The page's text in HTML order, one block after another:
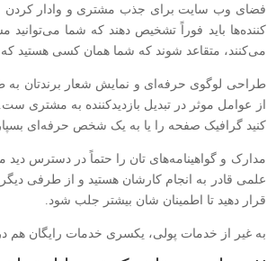
فضای وب سایت برای جذب مشتری و وادار کردن
کننده‌ها باید فوراً تشخیص دهند که شما
می‌کنند، متقاعد شوند که شما همان کسی هستید که
طراحی لوگوی حرفه‌ای و نمایش شعار برندتان به
از عوامل موثر در تبدیل بازدیدکننده به مشتری
کنید گرافیک صفحه را یا به یک شخص حرفه‌ای
مدارک و گواهینامه‌های تان را حتماً در دسترس
علمی قادر به انجام کارشان هستید و از طرفی
قرار دهید تا اطمینان شان بیشتر جلب شود.
به غیر از خدمات پولی، یکسری خدمات رایگان هم در